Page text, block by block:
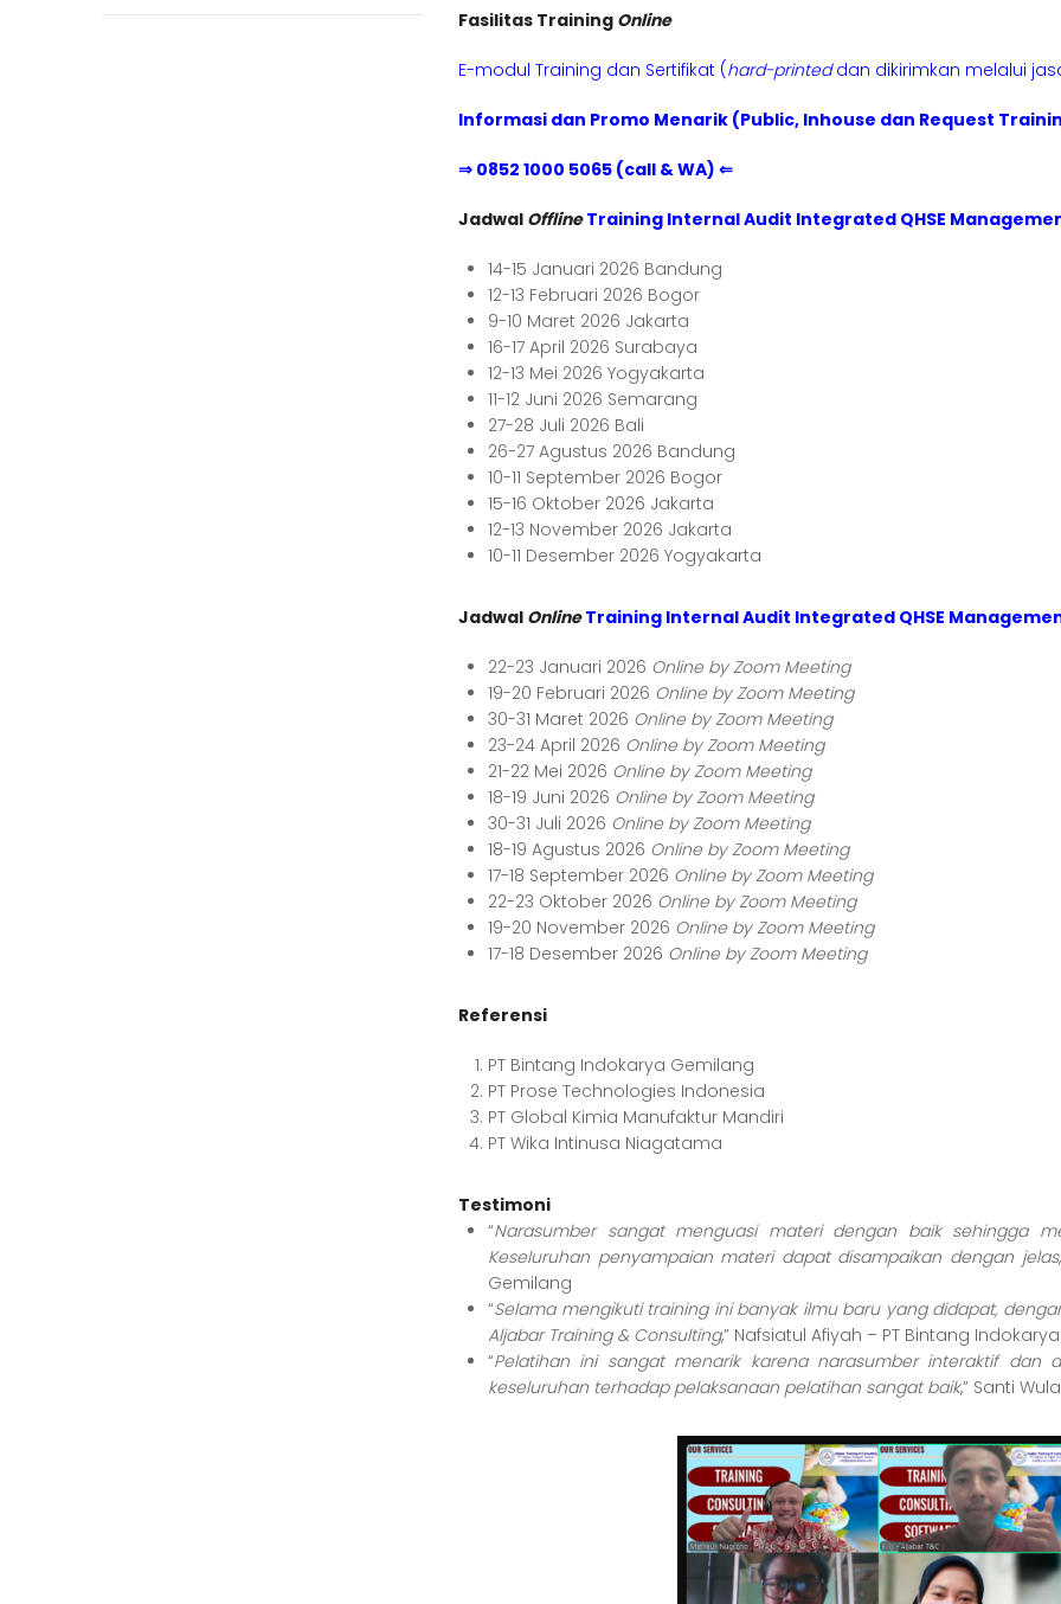
Fasilitas Training Online
E-modul Training dan Sertifikat (hard-printeddan dikirimkan melalui
Informasi dan Promo Menarik (Public, Inhouse dan Request
⇒ 0852 1000 5065 (call & WA) ⇐
Jadwal OfflineTraining Internal Audit Integrated QHSE
14-15 Januari 2026 Bandung
12-13 Februari 2026 Bogor
9-10 Maret 2026 Jakarta
16-17 April 2026 Surabaya
12-13 Mei 2026 Yogyakarta
11-12 Juni 2026 Semarang
27-28 Juli 2026 Bali
26-27 Agustus 2026 Bandung
10-11 September 2026 Bogor
15-16 Oktober 2026 Jakarta
12-13 November 2026 Jakarta
10-11 Desember 2026 Yogyakarta
Jadwal OnlineTraining Internal Audit Integrated QHSE
22-23 Januari 2026 Online by Zoom Meeting
19-20 Februari 2026 Online by Zoom Meeting
30-31 Maret 2026 Online by Zoom Meeting
23-24 April 2026 Online by Zoom Meeting
21-22 Mei 2026 Online by Zoom Meeting
18-19 Juni 2026 Online by Zoom Meeting
30-31 Juli 2026 Online by Zoom Meeting
18-19 Agustus 2026 Online by Zoom Meeting
17-18 September 2026 Online by Zoom Meeting
22-23 Oktober 2026 Online by Zoom Meeting
19-20 November 2026 Online by Zoom Meeting
17-18 Desember 2026 Online by Zoom Meeting
Referensi
PT Bintang Indokarya Gemilang
PT Prose Technologies Indonesia
PT Global Kimia Manufaktur Mandiri
PT Wika Intinusa Niagatama
Testimoni
“Narasumber sangat menguasi materi dengan baik sehingga
Keseluruhan penyampaian materi dapat disampaikan dengan jelas
Gemilang
“Selama mengikuti training ini banyak ilmu baru yang didapat,
Aljabar Training & Consulting,” Nafsiatul Afiyah – PT Bintang
“Pelatihan ini sangat menarik karena narasumber interaktif dan
keseluruhan terhadap pelaksanaan pelatihan sangat baik,” Santi